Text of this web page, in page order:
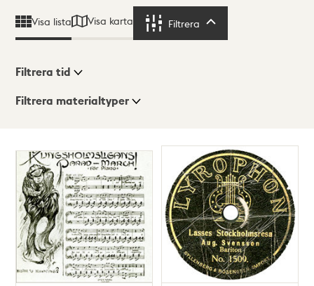
Visa lista Visa karta Filtrera
Visningsläge
Lista
Karta
Filtrera tid
Filtrera materialtyper
träffar